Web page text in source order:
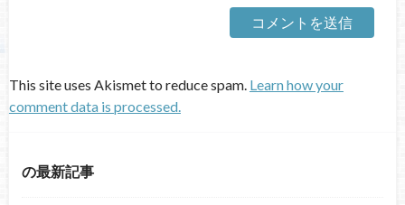
This site uses Akismet to reduce spam. Learn how your
comment data is processed.
の最新記事